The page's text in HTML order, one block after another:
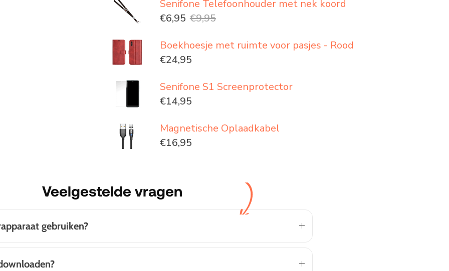
Senifone Telefoonhouder met nek koord
€6,95 €9,95
Boekhoesje met ruimte voor pasjes - Rood
€24,95
Senifone S1 Screenprotector
€14,95
Magnetische Oplaadkabel
€16,95
Veelgestelde vragen
gebruiken?